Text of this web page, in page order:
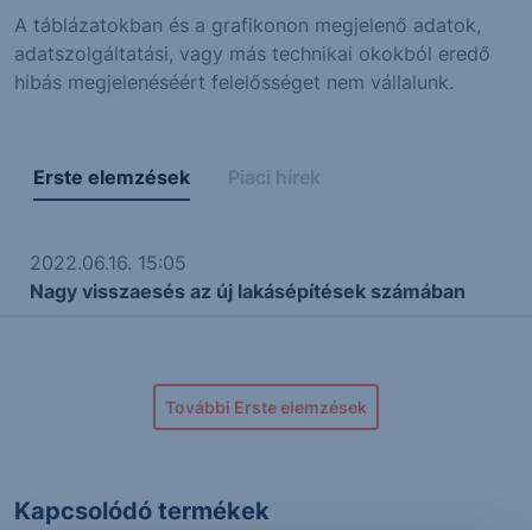
A táblázatokban és a grafikonon megjelenő adatok,
adatszolgáltatási, vagy más technikai okokból eredő
hibás megjelenéséért felelősséget nem vállalunk.
Erste elemzések Piaci hírek
2022.06.16. 15:05
Nagy visszaesés az új lakásépítések számában
További Erste elemzések
Kapcsolódó termékek